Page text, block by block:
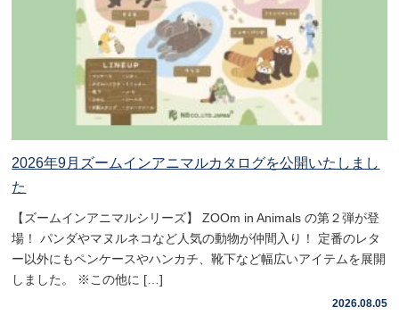
2026年9月ズームインアニマルカタログを公開いたしまし
た
【ズームインアニマルシリーズ】 ZOOm in Animals の第２弾が登
場！ パンダやマヌルネコなど人気の動物が仲間入り！ 定番のレタ
ー以外にもペンケースやハンカチ、靴下など幅広いアイテムを展開
しました。 ※この他に […]
2026.08.05